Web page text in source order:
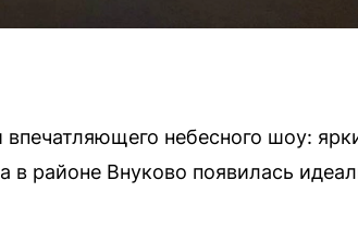
небесного шоу:
районе Внуково появилась